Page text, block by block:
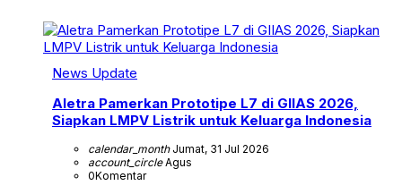
News Update
Aletra Pamerkan Prototipe L7 di GIIAS 2026,
Siapkan LMPV Listrik untuk Keluarga Indonesia
calendar_monthJumat, 31 Jul 2026
account_circleAgus
0Komentar